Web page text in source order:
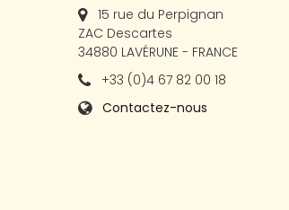
15 rue du Perpignan
ZAC Descartes
34880 LAVÉRUNE - FRANCE
+33 (0)4 67 82 00 18
Contactez-nous